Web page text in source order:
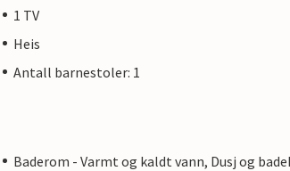
1 TV
Heis
Antall barnestoler: 1
Baderom - Varmt og kaldt vann, Dusj og